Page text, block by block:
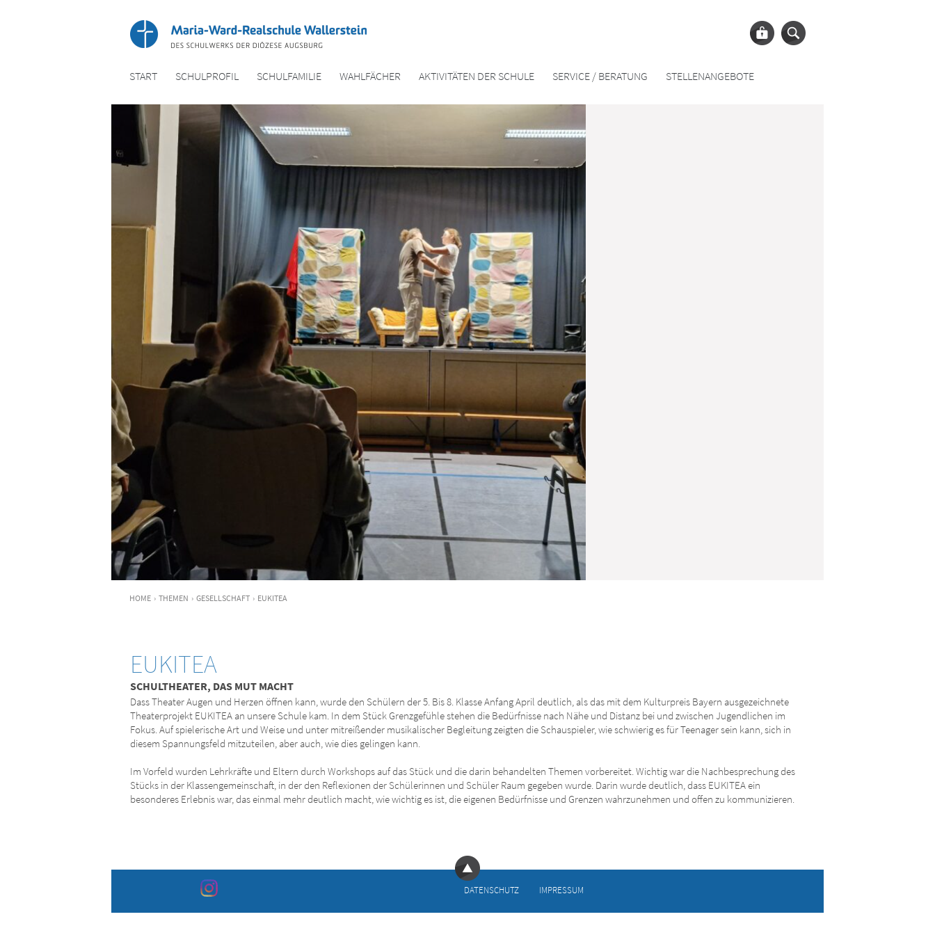
START SCHULPROFIL SCHULFAMILIE WAHLFÄCHER AKTIVITÄTEN DER SCHULE SERVICE / BERATUNG STELLENANGEBOTE
HOME › THEMEN › GESELLSCHAFT › EUKITEA
EUKITEA
SCHULTHEATER, DAS MUT MACHT
Dass Theater Augen und Herzen öffnen kann, wurde den Schülern der 5. Bis 8. Klasse Anfang April deutlich, als das mit dem Kulturpreis Bayern ausgezeichnete
Theaterprojekt EUKITEA an unsere Schule kam. In dem Stück Grenzgefühle stehen die Bedürfnisse nach Nähe und Distanz bei und zwischen Jugendlichen im
Fokus. Auf spielerische Art und Weise und unter mitreißender musikalischer Begleitung zeigten die Schauspieler, wie schwierig es für Teenager sein kann, sich in
diesem Spannungsfeld mitzuteilen, aber auch, wie dies gelingen kann.
Im Vorfeld wurden Lehrkräfte und Eltern durch Workshops auf das Stück und die darin behandelten Themen vorbereitet. Wichtig war die Nachbesprechung des
Stücks in der Klassengemeinschaft, in der den Reflexionen der Schülerinnen und Schüler Raum gegeben wurde. Darin wurde deutlich, dass EUKITEA ein
besonderes Erlebnis war, das einmal mehr deutlich macht, wie wichtig es ist, die eigenen Bedürfnisse und Grenzen wahrzunehmen und offen zu kommunizieren.
DATEN­SCHUTZ IMPRESSUM